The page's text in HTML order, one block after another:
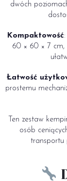
dwóch
Kompaktowość
60 × 60 × 7 cm,
Łatwość
prostemu
Ten zestaw
osób
transportu